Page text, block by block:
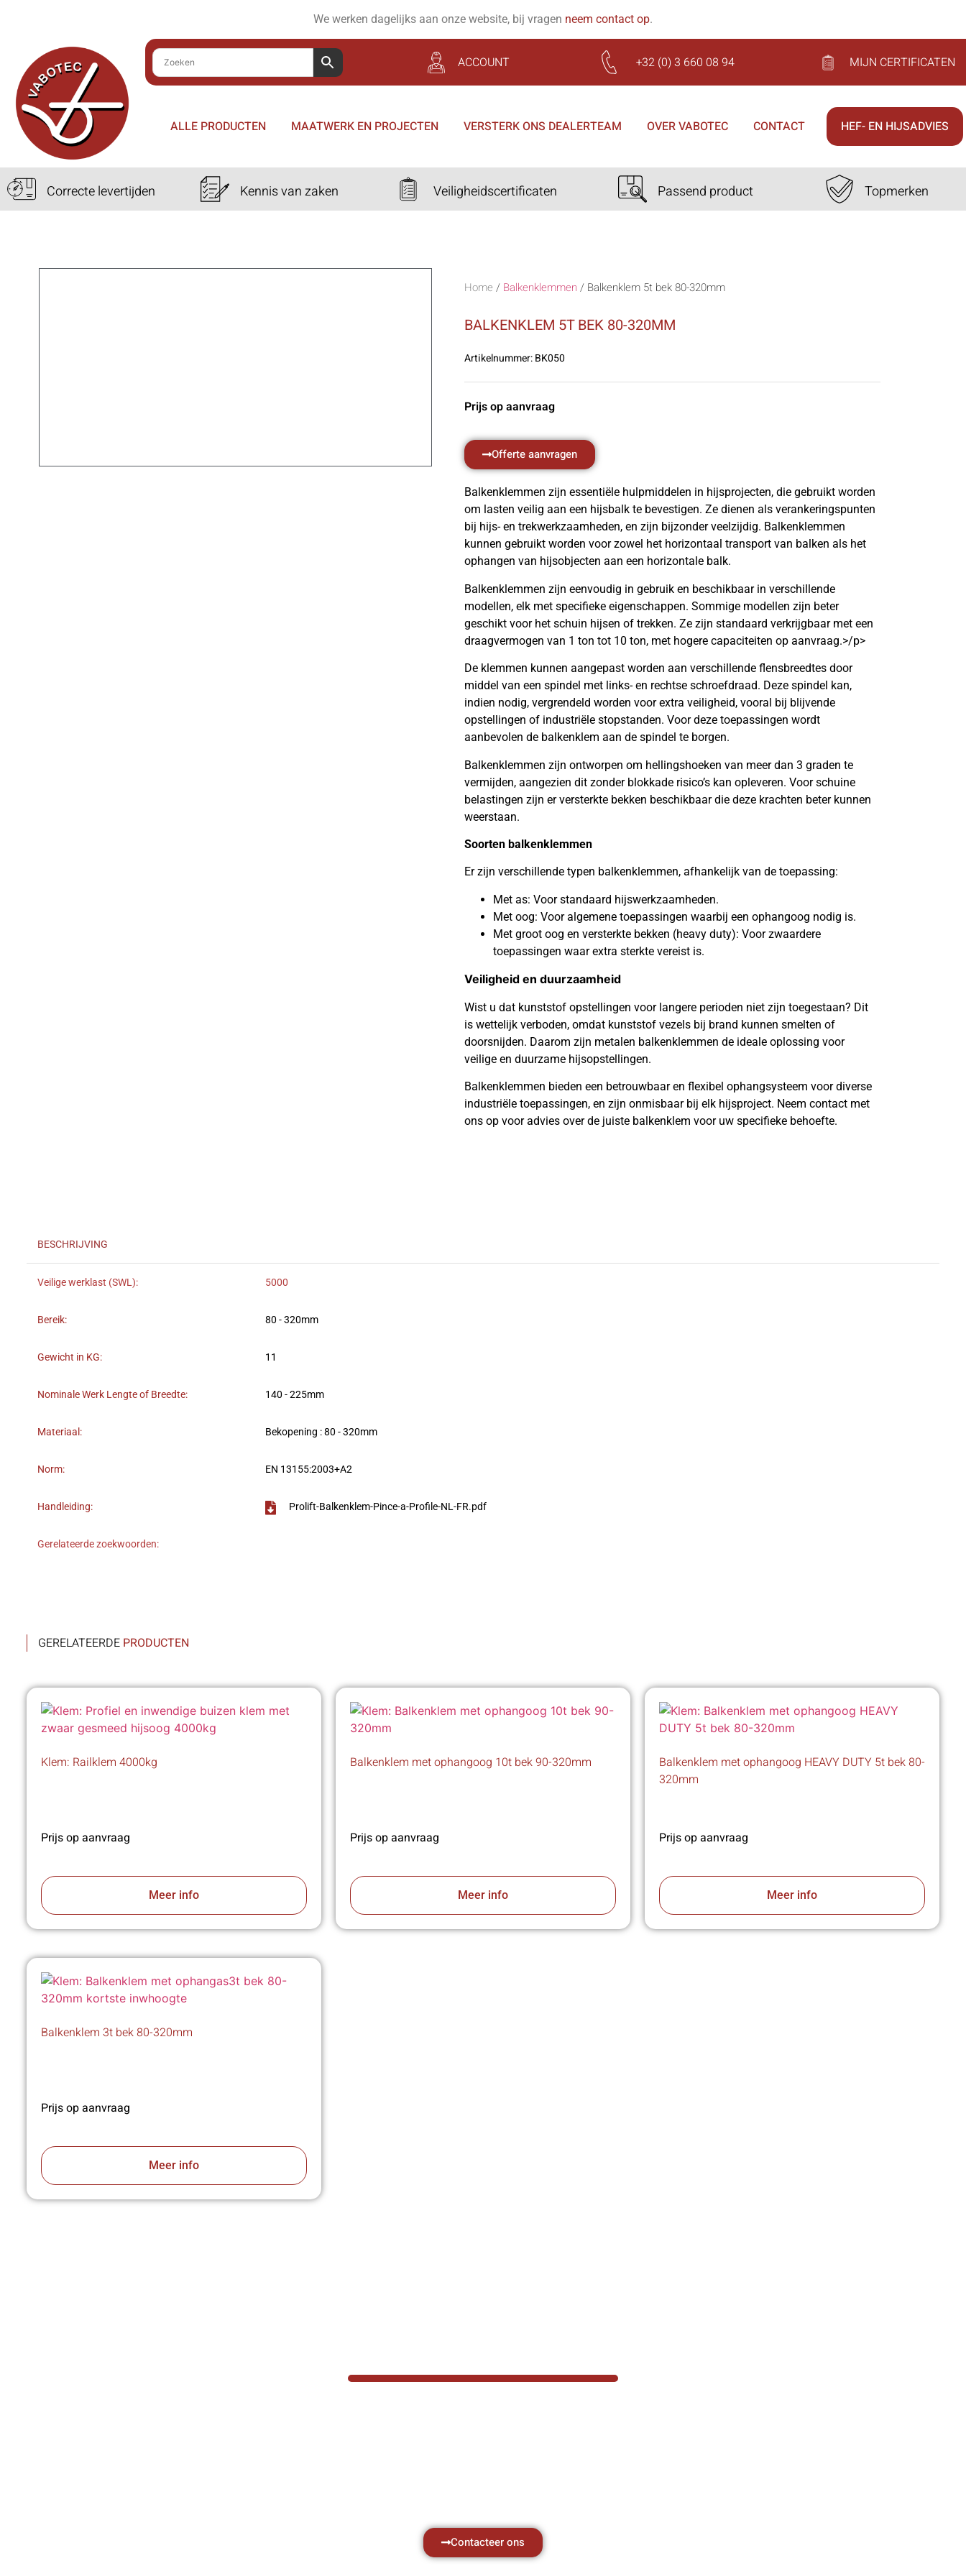
We werken dagelijks aan onze website, bij vragen neem contact op.
ACCOUNT +32 (0) 3 660 08 94 MIJN CERTIFICATEN
ALLE PRODUCTEN MAATWERK EN PROJECTEN VERSTERK ONS DEALERTEAM OVER VABOTEC CONTACT HEF- EN HIJSADVIES
Correcte levertijden Kennis van zaken Veiligheidscertificaten Passend product Topmerken
Home / Balkenklemmen / Balkenklem 5t bek 80-320mm
BALKENKLEM 5T BEK 80-320MM
Artikelnummer:BK050
Prijs op aanvraag
Offerte aanvragen
Balkenklemmen zijn essentiële hulpmiddelen in hijsprojecten, die gebruikt worden
om lasten veilig aan een hijsbalk te bevestigen. Ze dienen als verankeringspunten
bij hijs- en trekwerkzaamheden, en zijn bijzonder veelzijdig. Balkenklemmen
kunnen gebruikt worden voor zowel het horizontaal transport van balken als het
ophangen van hijsobjecten aan een horizontale balk.
Balkenklemmen zijn eenvoudig in gebruik en beschikbaar in verschillende
modellen, elk met specifieke eigenschappen. Sommige modellen zijn beter
geschikt voor het schuin hijsen of trekken. Ze zijn standaard verkrijgbaar met een
draagvermogen van 1 ton tot 10 ton, met hogere capaciteiten op aanvraag.>/p>
De klemmen kunnen aangepast worden aan verschillende flensbreedtes door
middel van een spindel met links- en rechtse schroefdraad. Deze spindel kan,
indien nodig, vergrendeld worden voor extra veiligheid, vooral bij blijvende
opstellingen of industriële stopstanden. Voor deze toepassingen wordt
aanbevolen de balkenklem aan de spindel te borgen.
Balkenklemmen zijn ontworpen om hellingshoeken van meer dan 3 graden te
vermijden, aangezien dit zonder blokkade risico’s kan opleveren. Voor schuine
belastingen zijn er versterkte bekken beschikbaar die deze krachten beter kunnen
weerstaan.
Soorten balkenklemmen
Er zijn verschillende typen balkenklemmen, afhankelijk van de toepassing:
Met as: Voor standaard hijswerkzaamheden.
Met oog: Voor algemene toepassingen waarbij een ophangoog nodig is.
Met groot oog en versterkte bekken (heavy duty): Voor zwaardere
toepassingen waar extra sterkte vereist is.
Veiligheid en duurzaamheid
Wist u dat kunststof opstellingen voor langere perioden niet zijn toegestaan? Dit
is wettelijk verboden, omdat kunststof vezels bij brand kunnen smelten of
doorsnijden. Daarom zijn metalen balkenklemmen de ideale oplossing voor
veilige en duurzame hijsopstellingen.
Balkenklemmen bieden een betrouwbaar en flexibel ophangsysteem voor diverse
industriële toepassingen, en zijn onmisbaar bij elk hijsproject. Neem contact met
ons op voor advies over de juiste balkenklem voor uw specifieke behoefte.
BESCHRIJVING
Veilige werklast (SWL): 5000
Bereik: 80 - 320mm
Gewicht in KG: 11
Nominale Werk Lengte of Breedte: 140 - 225mm
Materiaal: Bekopening : 80 - 320mm
Norm: EN 13155:2003+A2
Handleiding: Prolift-Balkenklem-Pince-a-Profile-NL-FR.pdf
Gerelateerde zoekwoorden:
GERELATEERDE PRODUCTEN
Klem: Railklem 4000kg
Prijs op aanvraag
Meer info
Balkenklem met ophangoog 10t bek 90-320mm
Prijs op aanvraag
Meer info
Balkenklem met ophangoog HEAVY DUTY 5t bek 80-
320mm
Prijs op aanvraag
Meer info
Balkenklem 3t bek 80-320mm
Prijs op aanvraag
Meer info
Contacteer ons